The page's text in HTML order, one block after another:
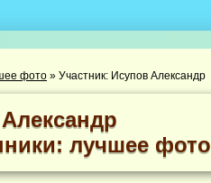
фото » Участник: Исупов Александр
лучшее фото